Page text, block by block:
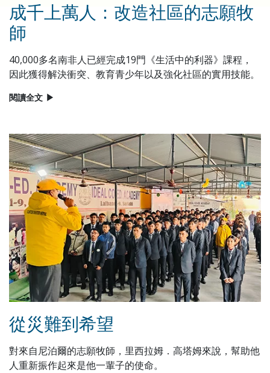
成千上萬人：改造社區的志願牧
師
40,000多名南非人已經完成19門《生活中的利器》課程，
因此獲得解決衝突、教育青少年以及強化社區的實用技能。
閱讀全文 ▶
從災難到希望
對來自尼泊爾的志願牧師，里西拉姆．高塔姆來說，幫助他
人重新振作起來是他一輩子的使命。